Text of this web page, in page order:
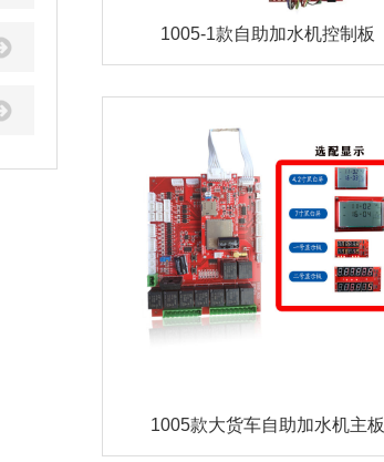
1005-1款自助加水机控制板
1005款大货车自助加水机主板